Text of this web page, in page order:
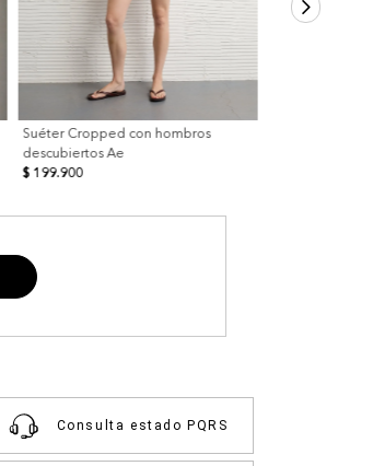
Suéter Cropped con hombros
descubiertos Ae
$ 199.900
Consulta estado PQRS